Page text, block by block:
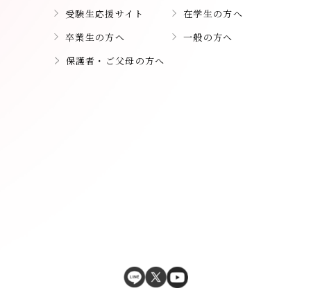
受験生応援サイト
在学生の方へ
卒業生の方へ
一般の方へ
保護者・ご父母の方へ